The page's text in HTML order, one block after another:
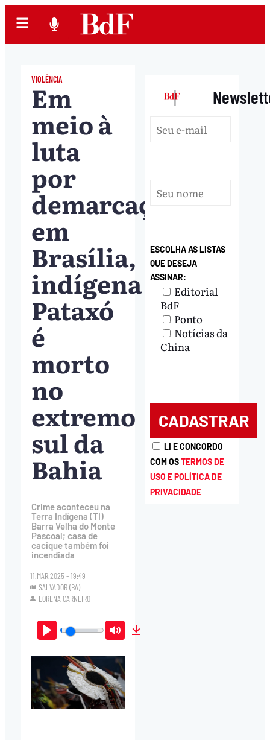
VIOLÊNCIA
Em
meio à
luta
por
demarcação
em
Brasília,
indígena
Pataxó
é
morto
no
extremo
sul da
Bahia
Crime aconteceu na
Terra Indígena (TI)
Barra Velha do Monte
Pascoal; casa de
cacique também foi
incendiada
11.MAR.2025 - 19:49
SALVADOR (BA)
LORENA CARNEIRO
Play Mute
|
ESCOLHA AS LISTAS
QUE DESEJA
ASSINAR:
Editorial
BdF
Ponto
Notícias da
China
LI E CONCORDO
COM OSTERMOS DE
USO E POLÍTICA DE
PRIVACIDADE